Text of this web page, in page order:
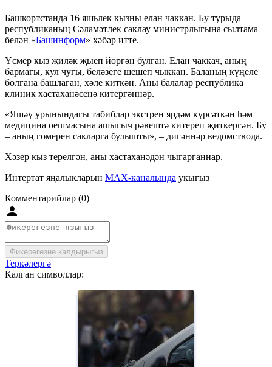
Башкортстанда 16 яшьлек кызны елан чаккан. Бу турыда
республиканың Сәламәтлек саклау министрлыгына сылтама
белән «Башинформ» хәбәр итте.
Үсмер кыз җиләк җыеп йөргән булган. Елан чаккач, аның
бармагы, кул чугы, беләзеге шешеп чыккан. Баланың күңеле
болгана башлаган, хәле киткән. Аны балалар республика
клиник хастаханәсенә китергәннәр.
«Яшәү урынындагы табиблар экстрен ярдәм күрсәткән һәм
медицина оешмасына ашыгыч рәвештә китереп җиткергән. Бу
– аның гомерен сакларга булышты», – дигәннәр ведомствода.
Хәзер кыз терелгән, аны хастаханәдән чыгарганнар.
Интертат яңалыкларын MAX-каналында укыгыз
Комментарийлар (0)
Фикерегезне калдырыгыз
Теркәлергә
Калган символлар: